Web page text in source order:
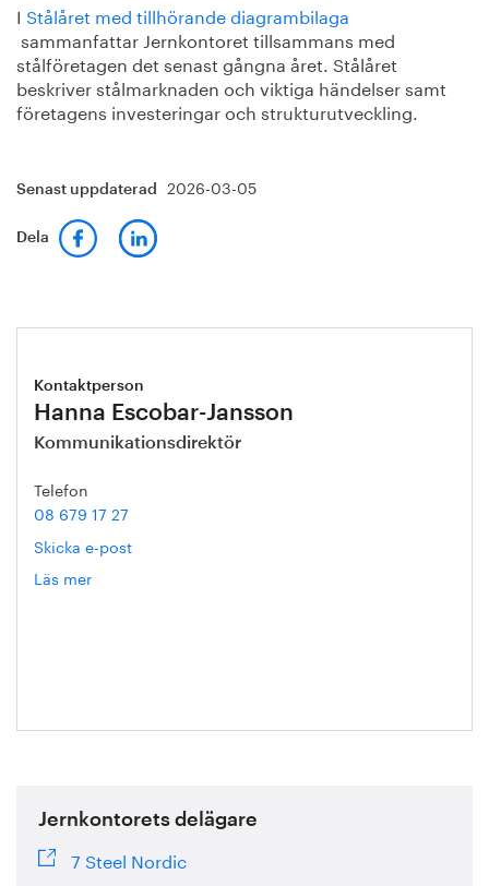
I Stålåret med tillhörande diagrambilaga
sammanfattar Jernkontoret tillsammans med
stålföretagen det senast gångna året. Stålåret
beskriver stålmarknaden och viktiga händelser samt
företagens investeringar och strukturutveckling.
Senast uppdaterad 2026-03-05
Dela
Kontaktperson
Hanna Escobar-Jansson
Kommunikationsdirektör
Telefon
08 679 17 27
Skicka e-post
Läs mer
Jernkontorets delägare
7 Steel Nordic